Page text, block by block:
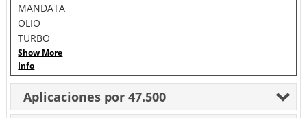
MANDATA
OLIO
TURBO
Show More
Info
Aplicaciones por 47.500